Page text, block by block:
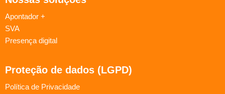
Apontador +
SVA
Presença digital
Proteção de dados (LGPD)
Política de Privacidade